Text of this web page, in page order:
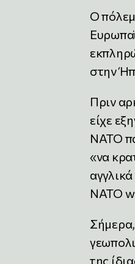
Ο
στην
Πριν
είχε
ΝΑΤΟ
«να
NATO
της